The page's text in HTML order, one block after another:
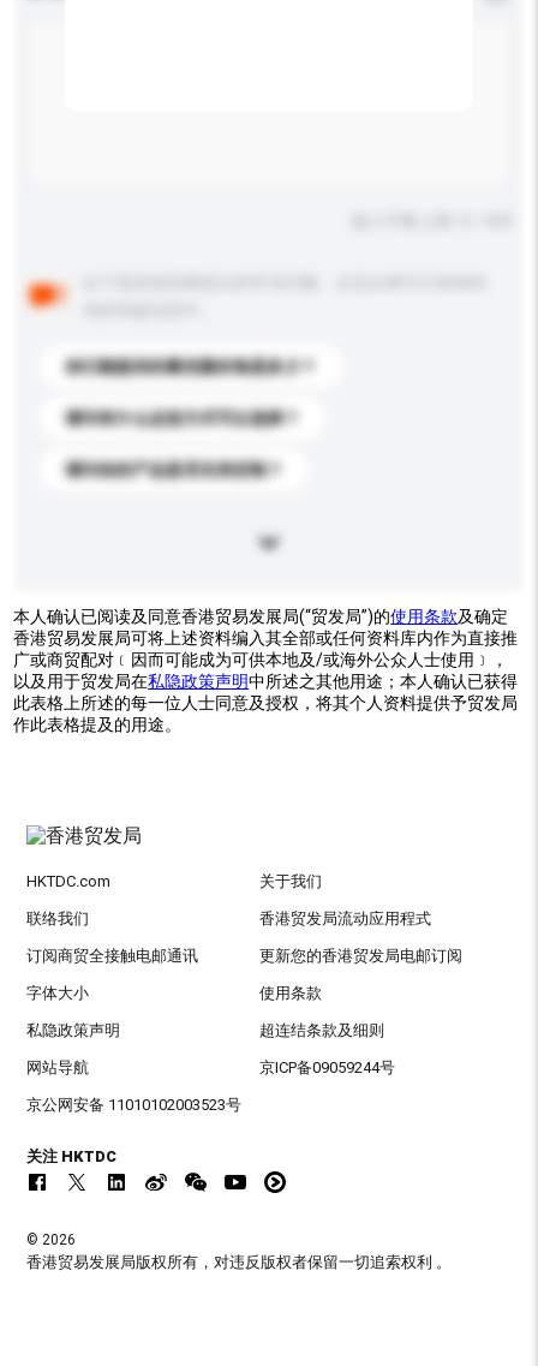
你们能提供的最优惠价格是多少？
请问有什么运送方式可以选择？
请问你的产品是否支持定制？
本人确认已阅读及同意香港贸易发展局(“贸发局”)的使用条款及确定
香港贸易发展局可将上述资料编入其全部或任何资料库内作为直接推
广或商贸配对﹝因而可能成为可供本地及/或海外公众人士使用﹞，
以及用于贸发局在私隐政策声明中所述之其他用途；本人确认已获得
此表格上所述的每一位人士同意及授权，将其个人资料提供予贸发局
作此表格提及的用途。
HKTDC.com 关于我们
联络我们 香港贸发局流动应用程式
订阅商贸全接触电邮通讯 更新您的香港贸发局电邮订阅
字体大小 使用条款
私隐政策声明 超连结条款及细则
网站导航 京ICP备09059244号
京公网安备 11010102003523号
关注 HKTDC
© 2026
香港贸易发展局版权所有，对违反版权者保留一切追索权利 。